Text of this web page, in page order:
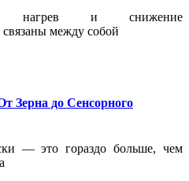
нагрев и снижение
связаны между собой
Зерна до Сенсорного
— это гораздо больше, чем